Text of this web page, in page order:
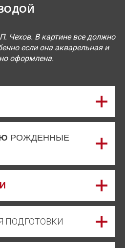
Чехов. В картине все должно
если она акварельная и
оформлена.
РОЖДЕННЫЕ
ПОДГОТОВКИ